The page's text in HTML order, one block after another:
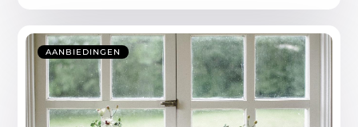
AANBIEDINGEN